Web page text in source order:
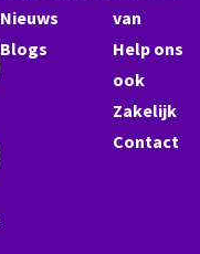
Nieuws
Blogs
van
Help ons
ook
Zakelijk
Contact